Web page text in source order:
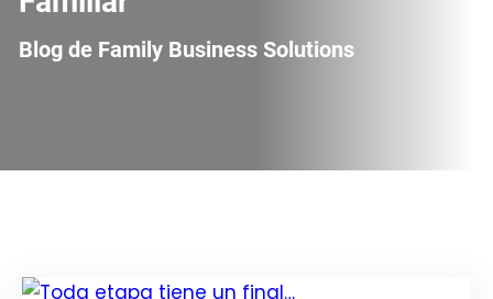
Blog de Family Business Solutions